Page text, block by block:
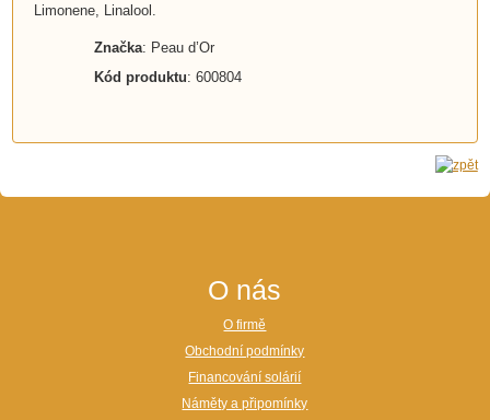
Limonene, Linalool.
Značka: Peau d’Or
Kód produktu: 600804
O nás
O firmě
Obchodní podmínky
Financování solárií
Náměty a připomínky